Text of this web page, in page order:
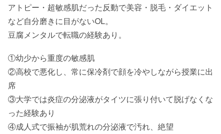
アトピー・超敏感肌だった反動で美容・脱毛・ダイエット
など自分磨きに目がないOL。
豆腐メンタルで転職の経験あり。
①幼少から重度の敏感肌
②高校で悪化し、常に保冷剤で顔を冷やしながら授業に出
席
③大学では炎症の分泌液がタイツに張り付いて脱げなくな
った経験あり
④成人式で振袖が肌荒れの分泌液で汚れ、絶望